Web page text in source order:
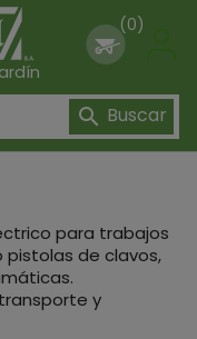
(0)
 Buscar
para trabajos
de clavos,
y